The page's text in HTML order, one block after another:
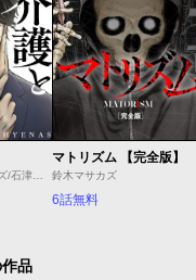
マトリズム 【完全版】
鈴木マサカズ
6話無料
品